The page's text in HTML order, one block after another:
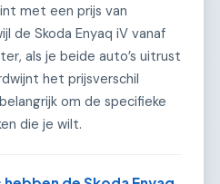
met een prijs van
de Skoda Enyaq iV vanaf
als je beide auto’s uitrust
het prijsverschil
om de specifieke
die je wilt.